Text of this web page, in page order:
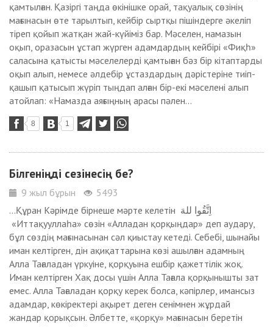
қамтылған. Қазіргі таңда өкінішке орай, тақуалық сөзінің
мағынасын өте тарылтып, кейбір сыртқы пішіндерге әкеліп
тіреп қойып жатқан жай-күйіміз бар. Мәселен, намазын
оқып, оразасын ұстап жүрген адамдардың кейбірі «Фиқһ»
саласына қатысты мәселелерді қамтыған бәз бір кітаптарды
оқып алып, немесе әлдебір ұстаздардың дәрістеріне тиіп-
қашып қатысып жүріп тыңдап алған бір-екі мәселені алып
атойлап: «Намазда аяғыңның арасы пәлен...
8 1
Білгеніңді сезінесің бе?
9 жыл бұрын
5493
...Құран Кәрімде бірнеше мәрте келетін اِتَّقُوا للهَ
«Иттақууллаһа» сөзін «Алладан қорқыңдар» деп аудару,
бұл сөздің мағынасынан сәл қиыстау кетеді. Себебі, шынайы
иман келтірген, дін ақиқаттарына көзі ашылған адамның
Алла Тағаладан үркуіне, қорқуына ешбір қажеттілік жоқ.
Иман келтірген Хақ досы үшін Алла Тағала қорқынышты зат
емес. Алла Тағаладан қорқу керек болса, кәпірлер, имансыз
адамдар, көкіректері ақырет деген сенімнен жұрдай
жандар қорықсын. Әлбетте, «қорқу» мағынасын беретін